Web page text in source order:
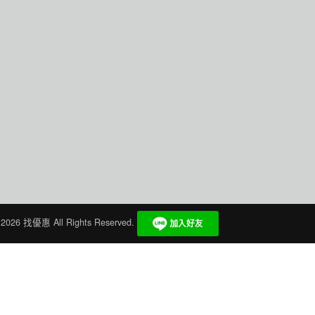
找優惠 All Rights Reserved.